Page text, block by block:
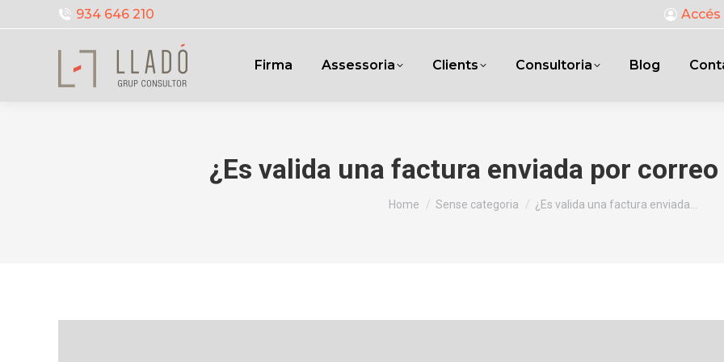
934 646 210
Firma Assessoria Clients Consultoria Blog
¿Es valida una factura enviada por
You are here:
Home Sense categoria ¿Es valida una factura enviada…